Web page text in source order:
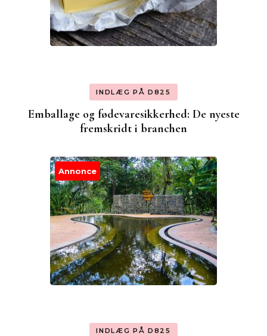
INDLÆG PÅ D825
Emballage og fødevaresikkerhed: De nyeste
fremskridt i branchen
Annonce
INDLÆG PÅ D825